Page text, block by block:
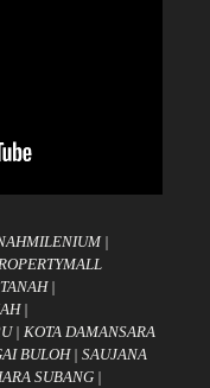
|
|
|
| KOTA DAMANSARA
BULOH| SAUJANA
SUBANG |